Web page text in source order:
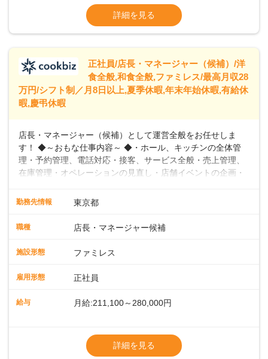
あり、お客様との距離が近い臨場感あふれる環境で、調理だ
けでなく演出スキルも身につけられます。さらに、将来的に
ァンを一緒に増やしていきましょう！
※試用期間 3ヶ月間あり（待遇変動なし）
※固定残業代15時間25,000円～を含む、超
詳細を見る
正社員/店長・マネージャー（候補）/洋
食全般,和食全般,ファミレス/最高月収28
万円/シフト制／月8日以上,夏季休暇,年末年始休暇,有給休
暇,慶弔休暇
店長・マネージャー（候補）として運営全般をお任せしま
す！ ◆～おもな仕事内容～ ◆・ホール、キッチンの全体管
理・予約管理、電話対応・接客、サービス全般・売上管理、
在庫管理・オペレーションの見直し・店舗イベントの企画・
入社後はスキルに合わせた業務からお任せしますので、徐々
向上を目指すDX推進～ ◆すかいらーくのレストランでは、
スタッフの働きやすさをサポートしています。配膳ロボット
や歩行数が約40%も削減されました！また、配膳ロボットに
なDX（デジタルトランスフォーメーション）の取り組みを進
います。私たちは、多様な働き方を提供し、ライフステージ
に合わせた柔軟な勤務時間や働きやすい環境を整えていま
勤務先情報 東京都
職種 店長・マネージャー候補
施設形態 ファミレス
雇用形態 正社員
給与 月給:211,100～280,000円
※残業代全額支給
※経験に応じて応相談①ナショナル社員：月
詳細を見る